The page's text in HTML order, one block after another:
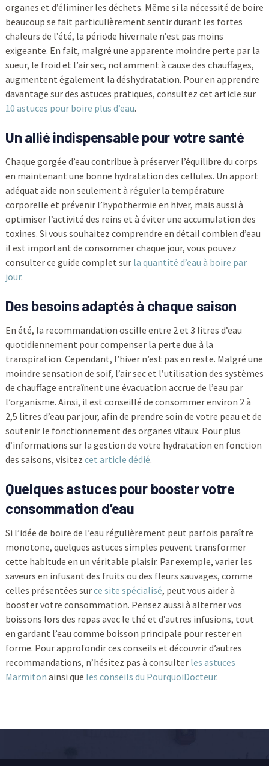
organes et d’éliminer les déchets. Même si la nécessité de boire
beaucoup se fait particulièrement sentir durant les fortes
chaleurs de l’été, la période hivernale n’est pas moins
exigeante. En fait, malgré une apparente moindre perte par la
sueur, le froid et l’air sec, notamment à cause des chauffages,
augmentent également la déshydratation. Pour en apprendre
davantage sur des astuces pratiques, consultez cet article sur
10 astuces pour boire plus d’eau.
Un allié indispensable pour votre santé
Chaque gorgée d’eau contribue à préserver l’équilibre du corps
en maintenant une bonne hydratation des cellules. Un apport
adéquat aide non seulement à réguler la température
corporelle et prévenir l’hypothermie en hiver, mais aussi à
optimiser l’activité des reins et à éviter une accumulation des
toxines. Si vous souhaitez comprendre en détail combien d’eau
il est important de consommer chaque jour, vous pouvez
consulter ce guide complet sur la quantité d’eau à boire par
jour.
Des besoins adaptés à chaque saison
En été, la recommandation oscille entre 2 et 3 litres d’eau
quotidiennement pour compenser la perte due à la
transpiration. Cependant, l’hiver n’est pas en reste. Malgré une
moindre sensation de soif, l’air sec et l’utilisation des systèmes
de chauffage entraînent une évacuation accrue de l’eau par
l’organisme. Ainsi, il est conseillé de consommer environ 2 à
2,5 litres d’eau par jour, afin de prendre soin de votre peau et de
soutenir le fonctionnement des organes vitaux. Pour plus
d’informations sur la gestion de votre hydratation en fonction
des saisons, visitez cet article dédié.
Quelques astuces pour booster votre
consommation d’eau
Si l’idée de boire de l’eau régulièrement peut parfois paraître
monotone, quelques astuces simples peuvent transformer
cette habitude en un véritable plaisir. Par exemple, varier les
saveurs en infusant des fruits ou des fleurs sauvages, comme
celles présentées surce site spécialisé, peut vous aider à
booster votre consommation. Pensez aussi à alterner vos
boissons lors des repas avec le thé et d’autres infusions, tout
en gardant l’eau comme boisson principale pour rester en
forme. Pour approfondir ces conseils et découvrir d’autres
recommandations, n’hésitez pas à consulter les astuces
Marmiton ainsi que les conseils du PourquoiDocteur.